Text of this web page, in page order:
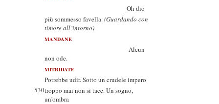
Oh dio
più sommesso favella.(Guardando con
timore all’intorno)
MANDANE
Alcun
non ode.
MITRIDATE
Potrebbe udir. Sotto un crudele impero
530troppo mai non si tace. Un sogno,
un'ombra